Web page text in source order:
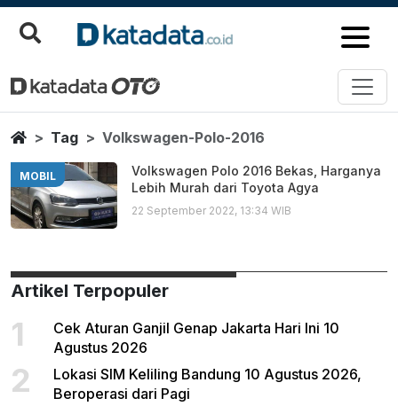
Volkswagen Polo 2016
Berita Terbaru
HomeTag Volkswagen-Polo-2016
MOBIL
Volkswagen Polo 2016 Bekas, Harganya
Lebih Murah dari Toyota Agya
22 September 2022, 13:34 WIB
Artikel Terpopuler
1
Cek Aturan Ganjil Genap Jakarta Hari Ini 10
Agustus 2026
2
Lokasi SIM Keliling Bandung 10 Agustus 2026,
Beroperasi dari Pagi